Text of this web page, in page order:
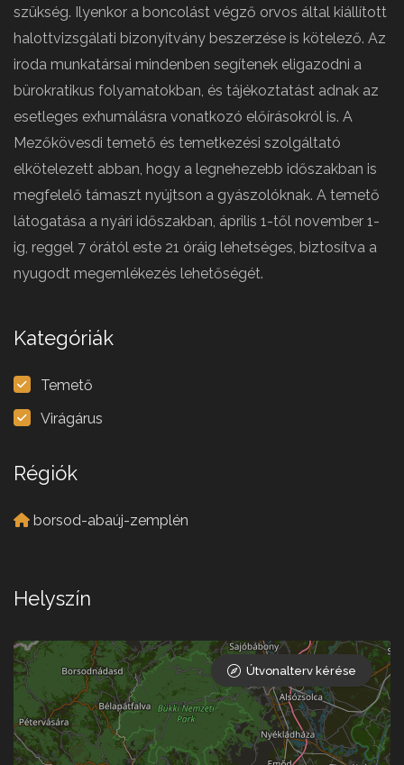
szükség. Ilyenkor a boncolást végző orvos által kiállított
halottvizsgálati bizonyítvány beszerzése is kötelező. Az
iroda munkatársai mindenben segítenek eligazodni a
bürokratikus folyamatokban, és tájékoztatást adnak az
esetleges exhumálásra vonatkozó előírásokról is. A
Mezőkövesdi temető és temetkezési szolgáltató
elkötelezett abban, hogy a legnehezebb időszakban is
megfelelő támaszt nyújtson a gyászolóknak. A temető
látogatása a nyári időszakban, április 1-től november 1-
ig, reggel 7 órától este 21 óráig lehetséges, biztosítva a
nyugodt megemlékezés lehetőségét.
Kategóriák
Temető
Virágárus
Régiók
borsod-abaúj-zemplén
Helyszín
Útvonalterv kérése